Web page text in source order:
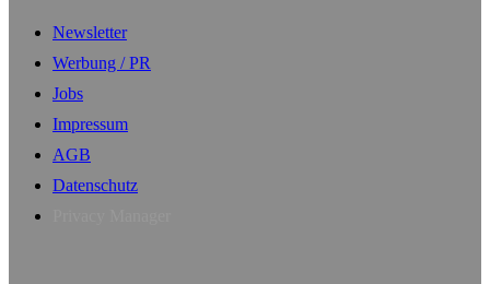
Newsletter
Werbung / PR
Jobs
Impressum
AGB
Datenschutz